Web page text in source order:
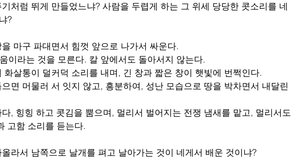
처럼 뛰게 만들었느냐? 사람을 두렵게 하는 그 위세 당당한 콧소리를 네
?
마구 파대면서 힘껏 앞으로 나가서 싸운다.
이라는 것을 모른다. 칼 앞에서도 돌아서지 않는다.
화살통이 덜커덕 소리를 내며, 긴 창과 짧은 창이 햇빛에 번쩍인다.
면 머물러 서 잇지 않고, 흥분하여, 성난 모습으로 땅을 박차면서 내달린
, 힝힝 하고 콧김을 뿜으며, 멀리서 벌어지는 전쟁 냄새를 맡고, 멀리서도
고함 소리를 듣는다.
라서 남쪽으로 날개를 펴고 날아가는 것이 네게서 배운 것이냐?